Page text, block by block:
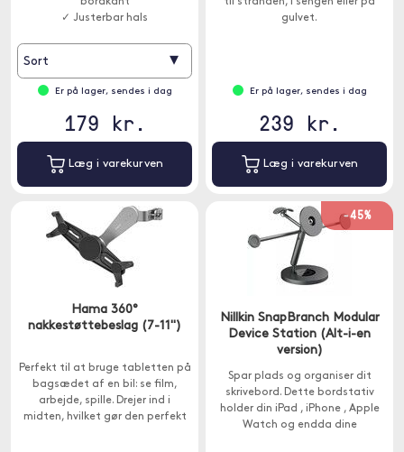
✓ Justerbar hals
Sort ▾
Er på lager, sendes i dag
179 kr.
Læg i varekurven
gulvet.
Er på lager, sendes i dag
239 kr.
Læg i varekurven
Hama 360°
nakkestøttebeslag (7-11")
Perfekt til at bruge tabletten på
bagsædet af en bil: se film,
arbejde, spille. Drejer ind i
midten, hvilket gør den perfekt
-45%
Nillkin SnapBranch Modular
Device Station (Alt-i-en
version)
Spar plads og organiser dit
skrivebord. Dette bordstativ
holder din iPad , iPhone , Apple
Watch og endda dine